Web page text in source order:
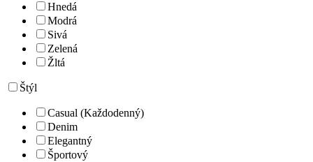
Hnedá
Modrá
Sivá
Zelená
Žltá
Štýl
Casual (Každodenný)
Denim
Elegantný
Športový